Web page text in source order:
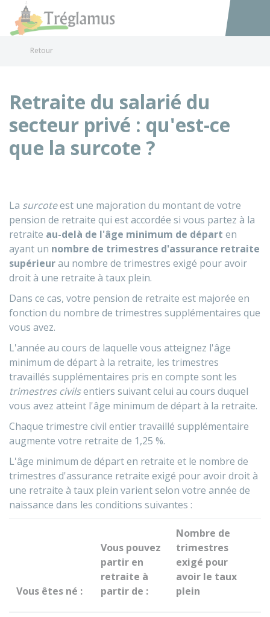
Accéder
Retour
Retraite du salarié du
secteur privé : qu'est-ce
que la surcote ?
La surcoteest une majoration du montant de votre
pension de retraite qui est accordée si vous partez à la
retraite au-delà de l'âge minimum de départ en
ayant un nombre de trimestres d'assurance retraite
supérieurau nombre de trimestres exigé pour avoir
droit à une retraite à taux plein.
Dans ce cas, votre pension de retraite est majorée en
fonction du nombre de trimestres supplémentaires que
vous avez.
L'année au cours de laquelle vous atteignez l'âge
minimum de départ à la retraite, les trimestres
travaillés supplémentaires pris en compte sont les
trimestres civilsentiers suivant celui au cours duquel
vous avez atteint l'âge minimum de départ à la retraite.
Chaque trimestre civil entier travaillé supplémentaire
augmente votre retraite de 1,25 %.
L'âge minimum de départ en retraite et le nombre de
trimestres d'assurance retraite exigé pour avoir droit à
une retraite à taux plein varient selon votre année de
naissance dans les conditions suivantes :
Vous êtes né :
Vous pouvez
partir en
retraite à
partir de :
Nombre de
trimestres
exigé pour
avoir le taux
plein